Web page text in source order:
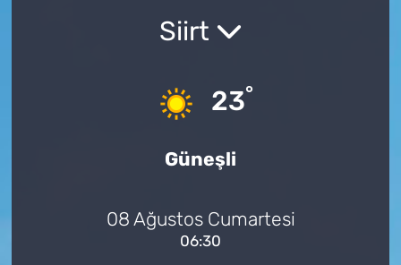
Siirt
23°
Güneşli
08 Ağustos Cumartesi
06:30